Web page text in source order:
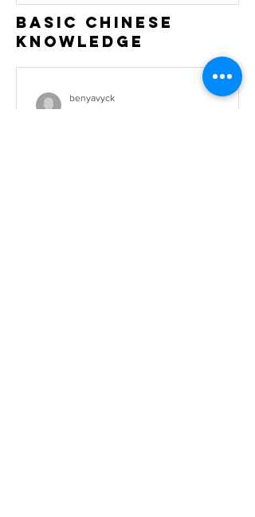
Basic Chinese
Knowledge
benyavyck